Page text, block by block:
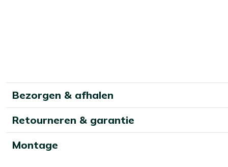
Bezorgen & afhalen
Retourneren & garantie
Montage